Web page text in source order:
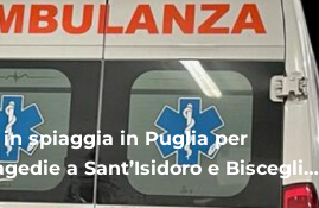
spiaggia in Puglia per
a Sant’Isidoro e Bisceglie.
vita due uomini